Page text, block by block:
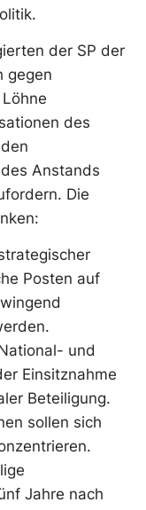
der SP der
gegen
des
Anstands
Die
Posten auf
und
Einsitznahme
Beteiligung.
sollen sich
Jahre nach